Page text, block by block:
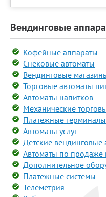
Вендинговые
Кофейные аппараты
Снековые автоматы
Вендинговые
Торговые автоматы
Автоматы напитков
Механические
Платежные
Автоматы услуг
Детские вендинговые
Автоматы по продаже
Дополнительное
Платежные системы
Телеметрия